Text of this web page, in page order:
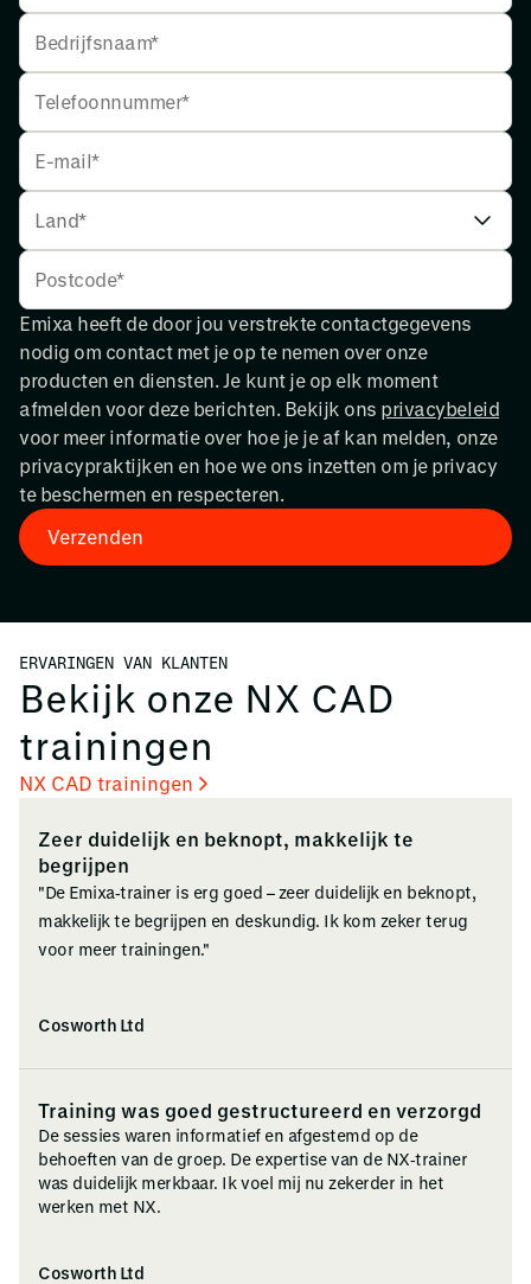
Emixa heeft de door jou verstrekte contactgegevens
nodig om contact met je op te nemen over onze
producten en diensten. Je kunt je op elk moment
afmelden voor deze berichten. Bekijk ons privacybeleid
voor meer informatie over hoe je je af kan melden, onze
privacypraktijken en hoe we ons inzetten om je privacy
te beschermen en respecteren.
ERVARINGEN VAN KLANTEN
Bekijk onze NX CAD
trainingen
NX CAD trainingen
Zeer duidelijk en beknopt, makkelijk te
begrijpen
"De Emixa‑trainer is erg goed – zeer duidelijk en beknopt,
makkelijk te begrijpen en deskundig. Ik kom zeker terug
voor meer trainingen."
Cosworth Ltd
Training was goed gestructureerd en verzorgd
De sessies waren informatief en afgestemd op de
behoeften van de groep. De expertise van de NX‑trainer
was duidelijk merkbaar. Ik voel mij nu zekerder in het
werken met NX.
Cosworth Ltd